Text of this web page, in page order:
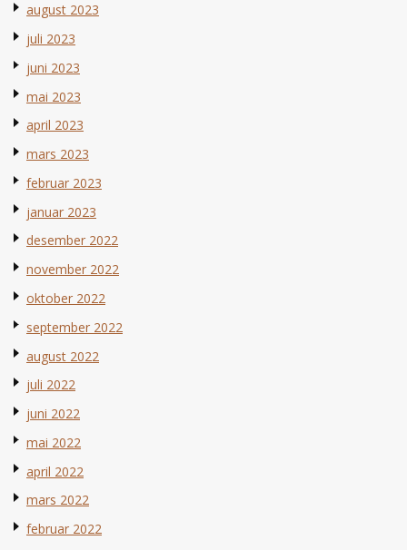
august 2023
juli 2023
juni 2023
mai 2023
april 2023
mars 2023
februar 2023
januar 2023
desember 2022
november 2022
oktober 2022
september 2022
august 2022
juli 2022
juni 2022
mai 2022
april 2022
mars 2022
februar 2022